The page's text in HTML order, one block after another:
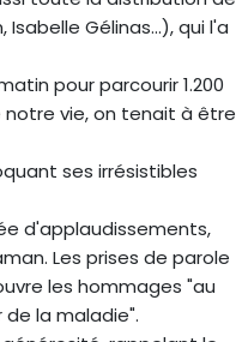
Gélinas...), qui l'a
pour parcourir 1.200
vie, on tenait à être
ses irrésistibles
d'applaudissements,
Les prises de parole
les hommages "au
la maladie".